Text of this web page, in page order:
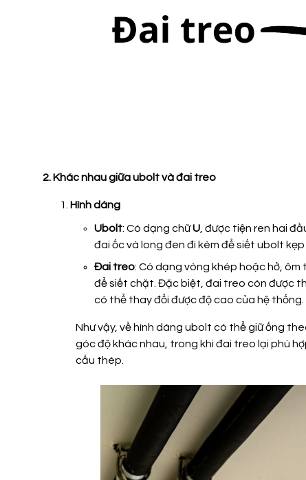
2. Khác nhau giữaubolt và đai treo
Hình dáng
Ubolt: Có dạng chữU được tiện ren hai
đai ốc và long đen đi kèm đểsiết ubolt
Đai treo: Có dạng vòng khép hoặc hở,
để siết chặt. Đặc biệt, đai treo còn được
có thể thay đổi được độ cao của hệ thống.
Như vậy, về hình dáng ubolt có thểgiữ ống
góc độ khác nhau , trong khi đai treo lại phù
cấu thép.